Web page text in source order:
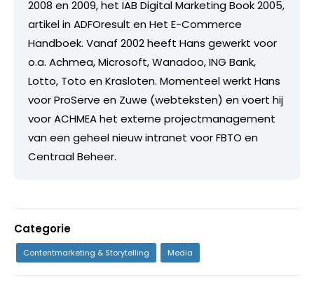
2008 en 2009, het IAB Digital Marketing Book 2005,
artikel in ADFOresult en Het E-Commerce
Handboek. Vanaf 2002 heeft Hans gewerkt voor
o.a. Achmea, Microsoft, Wanadoo, ING Bank,
Lotto, Toto en Krasloten. Momenteel werkt Hans
voor ProServe en Zuwe (webteksten) en voert hij
voor ACHMEA het externe projectmanagement
van een geheel nieuw intranet voor FBTO en
Centraal Beheer.
Categorie
Contentmarketing & Storytelling Media